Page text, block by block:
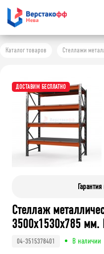
Каталог товаров Стеллажи
ДОСТАВИМ БЕСПЛАТНО
Стеллаж
3500x1530x785 мм.
04-3515378401
В наличии